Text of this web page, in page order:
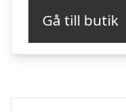
Gå till butik